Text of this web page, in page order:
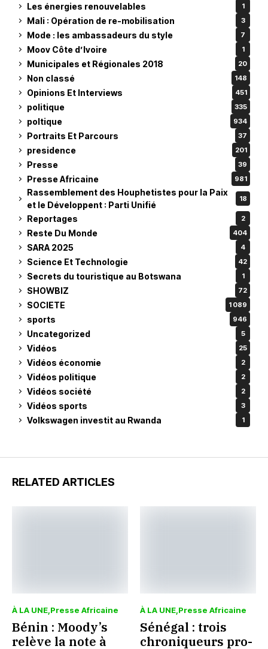
Les énergies renouvelables 1
Mali : Opération de re-mobilisation 3
Mode : les ambassadeurs du style 7
Moov Côte d’Ivoire 1
Municipales et Régionales 2018 20
Non classé 148
Opinions Et Interviews 451
politique 335
poltique 934
Portraits Et Parcours 37
presidence 201
Presse 39
Presse Africaine 981
Rassemblement des Houphetistes pour la Paix
et le Développent : Parti Unifié
18
Reportages 2
Reste Du Monde 404
SARA 2025 4
Science Et Technologie 42
Secrets du touristique au Botswana 1
SHOWBIZ 72
SOCIETE 1 089
sports 946
Uncategorized 5
Vidéos 25
Vidéos économie 2
Vidéos politique 2
Vidéos société 2
Vidéos sports 3
Volkswagen investit au Rwanda 1
RELATED ARTICLES
À LA UNE Presse Africaine
Bénin : Moody’s
relève la note à
À LA UNE Presse Africaine
Sénégal : trois
chroniqueurs pro-